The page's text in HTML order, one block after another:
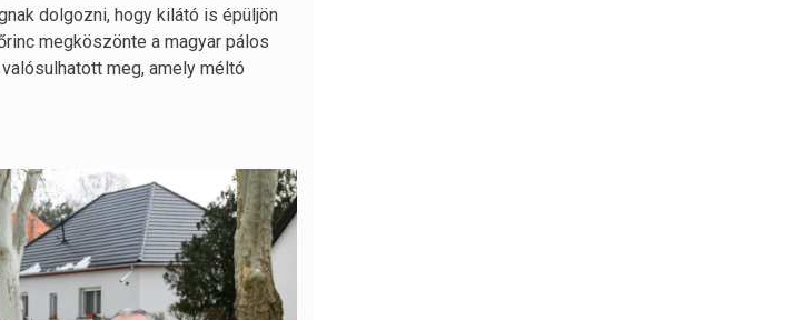
dolgozni, hogy kilátó is épüljön
megköszönte a magyar pálos
meg, amely méltó